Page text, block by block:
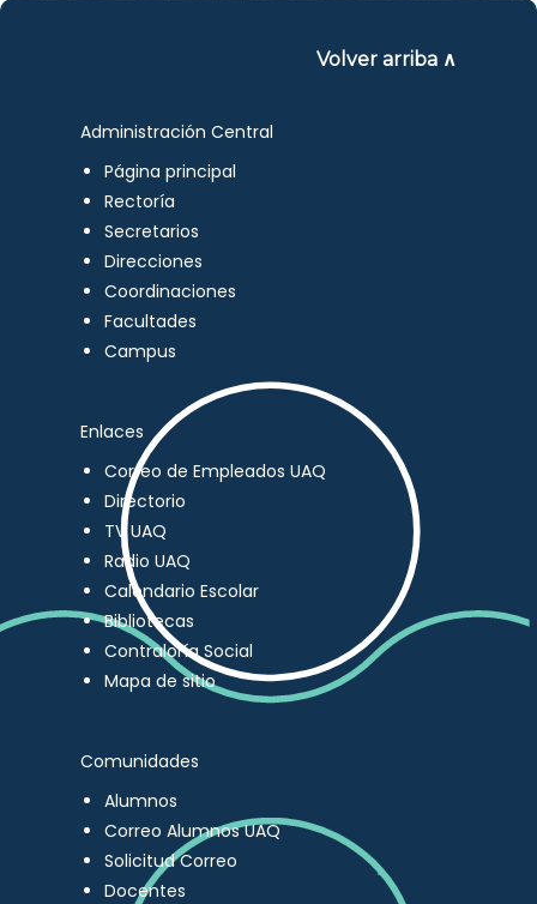
Volver arriba ∧
Administración Central
Página principal
Rectoría
Secretarios
Direcciones
Coordinaciones
Facultades
Campus
Enlaces
Correo de Empleados UAQ
Directorio
TV UAQ
Radio UAQ
Calendario Escolar
Bibliotecas
Contraloría Social
Mapa de sitio
Comunidades
Alumnos
Correo Alumnos UAQ
Solicitud Correo
Docentes